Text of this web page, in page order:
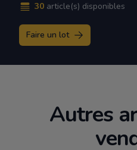
30 article(s) disponibles
Faire un lot
Autres